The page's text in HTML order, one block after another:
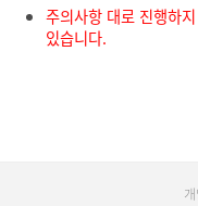
주의사항 대로 진행하
있습니다.